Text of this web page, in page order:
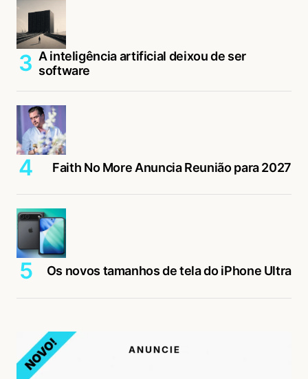
A inteligência artificial deixou de ser
software
Faith No More Anuncia Reunião para 2027
Os novos tamanhos de tela do iPhone Ultra